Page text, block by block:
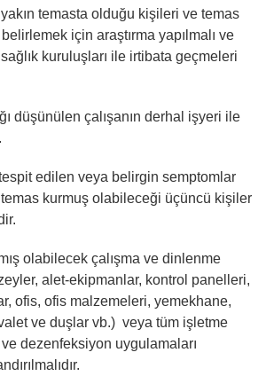
temasta olduğu kişileri ve temas
için araştırma yapılmalı ve
kuruluşları ile irtibata geçmeleri
düşünülen çalışanın derhal işyeri ile
edilen veya belirgin semptomlar
temas kurmuş olabileceği üçüncü kişiler
olabilecek çalışma ve dinlenme
alet-ekipmanlar, kontrol panelleri,
ofis, ofis malzemeleri, yemekhane,
ve duşlar vb.) veya tüm işletme
dezenfeksiyon uygulamaları